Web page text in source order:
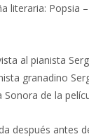
literaria: Popsia
al pianista
granadino
de la
después antes